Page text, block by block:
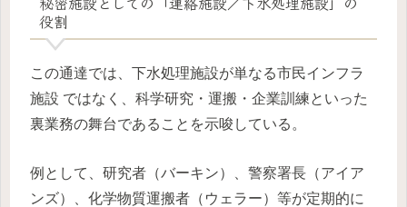
役割
この通達では、下水処理施設が単なる市民インフラ
施設 ではなく、科学研究・運搬・企業訓練といった
裏業務の舞台であることを示唆している。
例として、研究者（バーキン）、警察署長（アイア
ンズ）、化学物質運搬者（ウェラー）等が定期的に